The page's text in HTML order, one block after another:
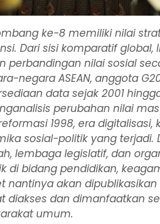
ke-8 memiliki nilai
Dari sisi komparatif
perbandingan nilai sosial
negara ASEAN, anggota
data sejak 2001
perubahan nilai
1998, era digitalisasi,
sosial-politik yang
lembaga legislatif, dan
di bidang pendidikan,
nantinya akan
diakses dan dimanfaatkan
umum.